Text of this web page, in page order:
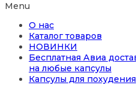
Menu
О нас
Каталог товаров
НОВИНКИ
Бесплатная Авиа
на любые капсулы
Капсулы для похудения